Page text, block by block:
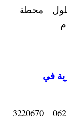
ش سعد زغلول – محطة
في
– السويس 12 ش الجمهورية بالسويس 062 – 3220670